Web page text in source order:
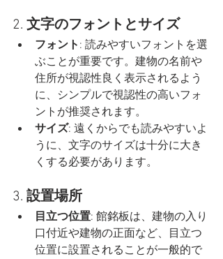
2. 文字のフォントとサイズ
フォント : 読みやすいフォントを選
ぶことが重要です。建物の名前や
住所が視認性良く表示されるよう
に、シンプルで視認性の高いフォ
ントが推奨されます。
サイズ: 遠くからでも読みやすいよ
うに、文字のサイズは十分に大き
くする必要があります。
3. 設置場所
目立つ位置: 館銘板は、建物の入り
口付近や建物の正面など、目立つ
位置に設置されることが一般的で